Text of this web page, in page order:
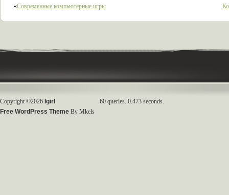
«Современные компьютерные игры
Copyright ©2026 Igirl
Free WordPress Theme By Mkels
60 queries. 0.473 seconds.